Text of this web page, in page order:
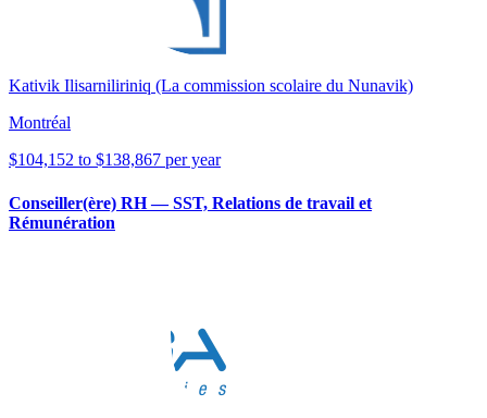
Kativik Ilisarniliriniq (La commission scolaire du Nunavik)
Montréal
$104,152 to $138,867 per year
Conseiller(ère) RH — SST, Relations de travail et
Rémunération